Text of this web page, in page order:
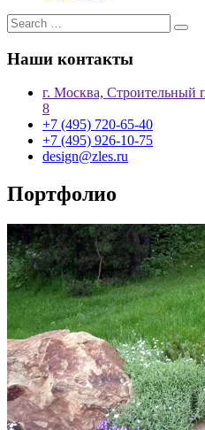
Наши контакты
г. Москва, Строительный
8
+7 (495) 720-65-40
+7 (495) 926-10-75
design@zles.ru
Портфолио